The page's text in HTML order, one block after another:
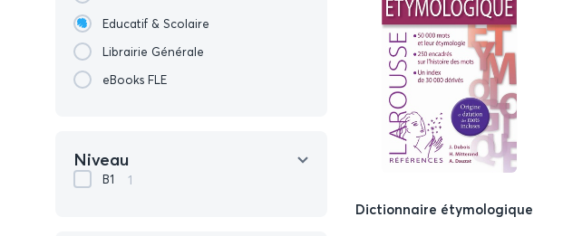
Educatif & Scolaire
Librairie Générale
eBooks FLE
Niveau
B1 1
Dictionnaire étymologique